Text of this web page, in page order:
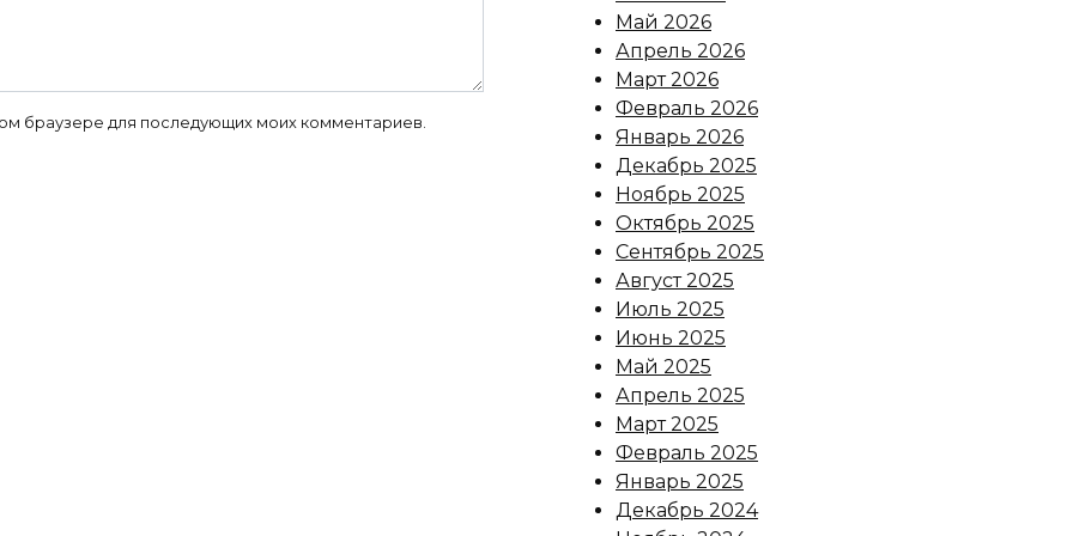
браузере для последующих моих комментариев.
Май 2026
Апрель 2026
Март 2026
Февраль 2026
Январь 2026
Декабрь 2025
Ноябрь 2025
Октябрь 2025
Сентябрь 2025
Август 2025
Июль 2025
Июнь 2025
Май 2025
Апрель 2025
Март 2025
Февраль 2025
Январь 2025
Декабрь 2024